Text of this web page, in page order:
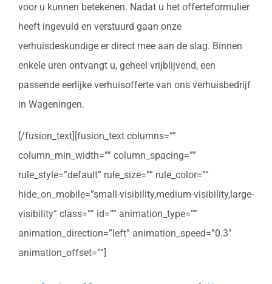
voor u kunnen betekenen. Nadat u het offerteformulier
heeft ingevuld en verstuurd gaan onze
verhuisdeskundige er direct mee aan de slag. Binnen
enkele uren ontvangt u, geheel vrijblijvend, een
passende eerlijke verhuisofferte van ons verhuisbedrijf
in Wageningen.
[/fusion_text][fusion_text columns=””
column_min_width=”” column_spacing=””
rule_style=”default” rule_size=”” rule_color=””
hide_on_mobile=”small-visibility,medium-visibility,large-
visibility” class=”” id=”” animation_type=””
animation_direction=”left” animation_speed=”0.3″
animation_offset=””]